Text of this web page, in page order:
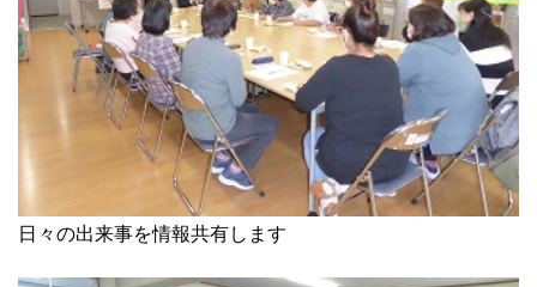
日々の出来事を情報共有します